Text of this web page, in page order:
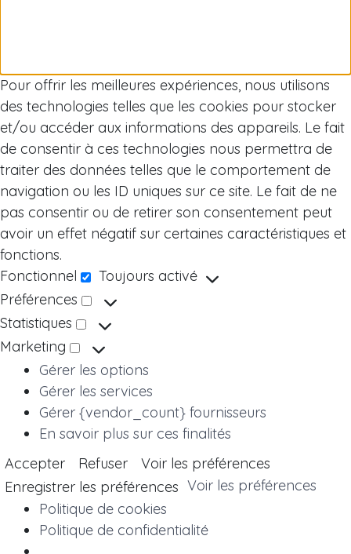
Pour offrir les meilleures expériences, nous utilisons
des technologies telles que les cookies pour stocker
et/ou accéder aux informations des appareils. Le fait
de consentir à ces technologies nous permettra de
traiter des données telles que le comportement de
navigation ou les ID uniques sur ce site. Le fait de ne
pas consentir ou de retirer son consentement peut
avoir un effet négatif sur certaines caractéristiques et
fonctions.
Fonctionnel
Toujours activé
Préférences
Statistiques
Marketing
Marketing
Gérer les options
Gérer les services
Gérer {vendor_count} fournisseurs
En savoir plus sur ces finalités
Accepter
Refuser
Voir les préférences
Enregistrer les préférences Voir les préférences
Politique de cookies
Politique de confidentialité